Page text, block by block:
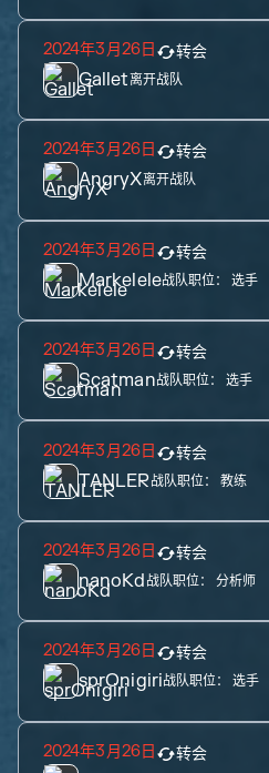
2024年3月26日 转会
Gallet离开战队
2024年3月26日 转会
AngryX离开战队
2024年3月26日 转会
Markelele战队职位： 选手
2024年3月26日 转会
Scatman战队职位： 选手
2024年3月26日 转会
TANLER战队职位： 教练
2024年3月26日 转会
nanoKd战队职位： 分析师
2024年3月26日 转会
sprOnigiri战队职位： 选手
2024年3月26日 转会